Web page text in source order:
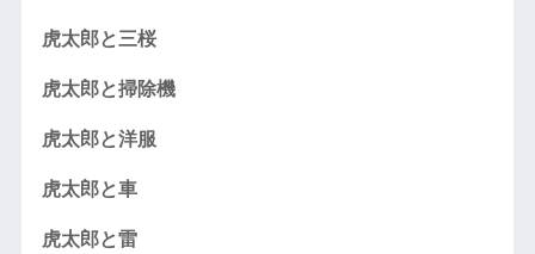
虎太郎と三桜
虎太郎と掃除機
虎太郎と洋服
虎太郎と車
虎太郎と雷